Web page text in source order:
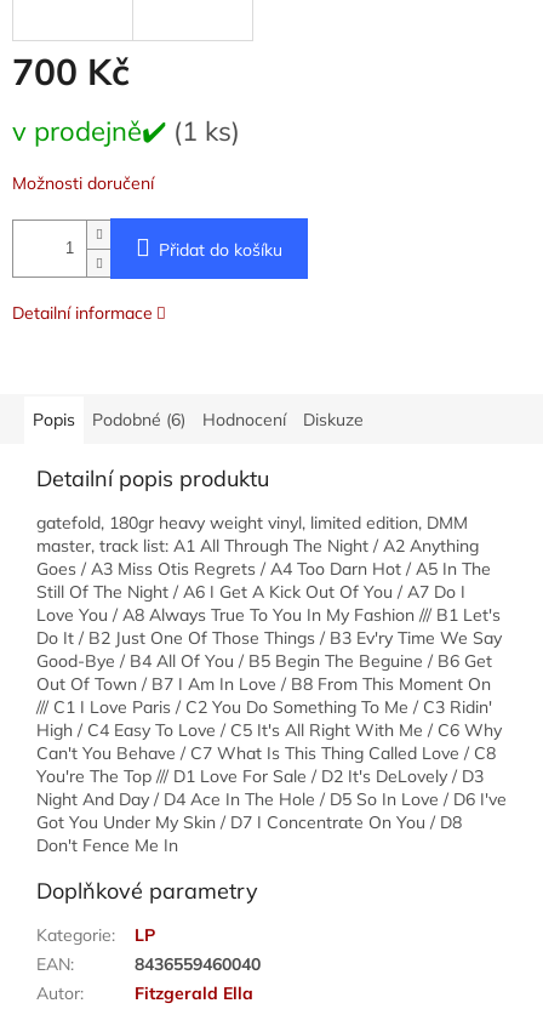
700 Kč
cena:
v prodejně✔️ (1 ks)
Možnosti doručení
Přidat do košíku
Detailní informace
Popis Podobné (6) Hodnocení Diskuze
Detailní popis produktu
gatefold, 180gr heavy weight vinyl, limited edition, DMM
master, track list: A1 All Through The Night / A2 Anything
Goes / A3 Miss Otis Regrets / A4 Too Darn Hot / A5 In The
Still Of The Night / A6 I Get A Kick Out Of You / A7 Do I
Love You / A8 Always True To You In My Fashion /// B1 Let's
Do It / B2 Just One Of Those Things / B3 Ev'ry Time We Say
Good-Bye / B4 All Of You / B5 Begin The Beguine / B6 Get
Out Of Town / B7 I Am In Love / B8 From This Moment On
/// C1 I Love Paris / C2 You Do Something To Me / C3 Ridin'
High / C4 Easy To Love / C5 It's All Right With Me / C6 Why
Can't You Behave / C7 What Is This Thing Called Love / C8
You're The Top /// D1 Love For Sale / D2 It's DeLovely / D3
Night And Day / D4 Ace In The Hole / D5 So In Love / D6 I've
Got You Under My Skin / D7 I Concentrate On You / D8
Don't Fence Me In
Doplňkové parametry
Kategorie:
LP
EAN:
8436559460040
Autor:
Fitzgerald Ella